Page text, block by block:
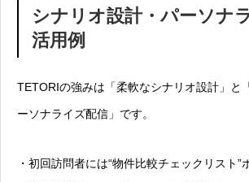
シナリオ設計・パーソナ
活用例
TETORIの強みは「柔軟なシナリオ設計」と
ーソナライズ配信」です。
・初回訪問者には“物件比較チェックリスト”